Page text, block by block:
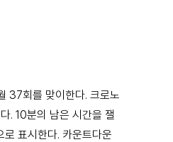
37회를 맞이한다. 크로노
. 10분의 남은 시간을 잴
표시한다. 카운트다운